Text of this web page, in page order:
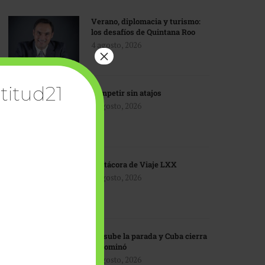
Verano, diplomacia y turismo:
los desafíos de Quintana Roo
4 agosto, 2026
Competir sin atajos
4 agosto, 2026
Bitácora de Viaje LXX
3 agosto, 2026
EU sube la parada y Cuba cierra
el dominó
3 agosto, 2026
×